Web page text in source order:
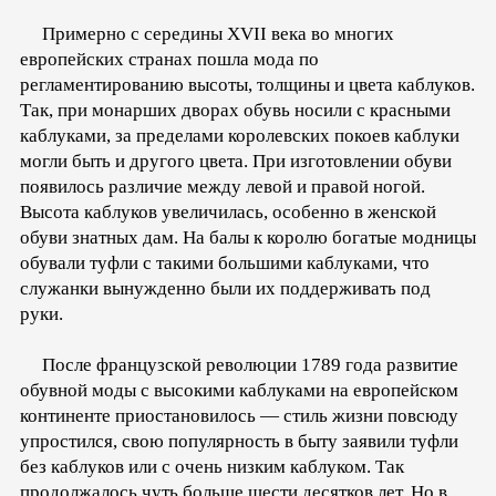
Примерно с середины XVII века во многих
европейских странах пошла мода по
регламентированию высоты, толщины и цвета каблуков.
Так, при монарших дворах обувь носили с красными
каблуками, за пределами королевских покоев каблуки
могли быть и другого цвета. При изготовлении обуви
появилось различие между левой и правой ногой.
Высота каблуков увеличилась, особенно в женской
обуви знатных дам. На балы к королю богатые модницы
обували туфли с такими большими каблуками, что
служанки вынужденно были их поддерживать под
руки.
После французской революции 1789 года развитие
обувной моды с высокими каблуками на европейском
континенте приостановилось — стиль жизни повсюду
упростился, свою популярность в быту заявили туфли
без каблуков или с очень низким каблуком. Так
продолжалось чуть больше шести десятков лет. Но в